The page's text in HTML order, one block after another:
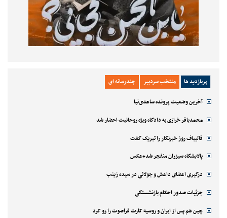
پربازدید ها منتخب سردبیر چندرسانه ای
آخرین وضعیت پرونده ساعدی‌نیا
محمدباقر خرازی به دادگاه ویژه روحانیت احضار شد
قالیباف روز خبرنگار را تبریک گفت
پالایشگاه سیزران منفجر شد+عکس
درگیری اعضای داعش و جولانی در سیده زینب
جزئیات صدور احکام بازنشستگی
چین هم پس از ایران و روسیه کارت فراصوت را رو کرد